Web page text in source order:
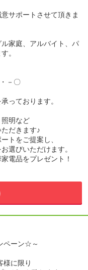
サポートさせて頂きま
家庭、アルバイト、パ
。
－〇
っております。
明など
だきます♪
トをご提案し、
選びいただけます。
電品をプレゼント！
ペーン☆～
様に限り